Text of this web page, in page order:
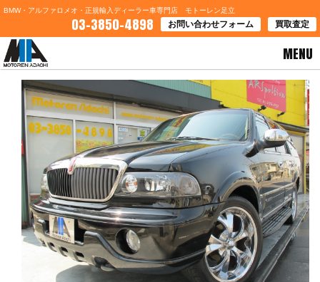
BMW・アルファロメオ・正規輸入ディーラー車専門店 モトーレン足立
03-3850-4898 お問い合わせフォーム 買取査定
MENU
HOME>ブログ一覧